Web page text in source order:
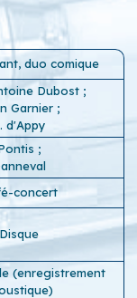
duo comique
Dubost ;
Garnier ;
d'Appy
;
concert
Disque
(enregistrement